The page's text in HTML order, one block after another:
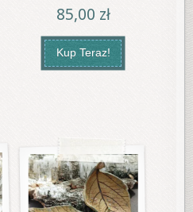
85,00 zł
Kup Teraz!